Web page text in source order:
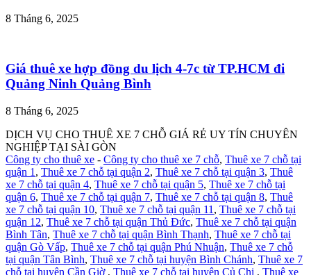
8 Tháng 6, 2025
Giá thuê xe hợp đồng du lịch 4-7c từ TP.HCM đi
Quảng Ninh Quảng Bình
8 Tháng 6, 2025
DỊCH VỤ CHO THUÊ XE 7 CHỖ GIÁ RẺ UY TÍN CHUYÊN
NGHIỆP TẠI SÀI GÒN
Công ty cho thuê xe - Công ty cho thuê xe 7 chỗ, Thuê xe 7 chỗ tại
quận 1 , Thuê xe 7 chỗ tại quận 2, Thuê xe 7 chỗ tại quận 3, Thuê
xe 7 chỗ tại quận 4, Thuê xe 7 chỗ tại quận 5, Thuê xe 7 chỗ tại
quận 6, Thuê xe 7 chỗ tại quận 7, Thuê xe 7 chỗ tại quận 8, Thuê
xe 7 chỗ tại quận 10, Thuê xe 7 chỗ tại quận 11 , Thuê xe 7 chỗ tại
quận 12, Thuê xe 7 chỗ tại quận Thủ Đức, Thuê xe 7 chỗ tại quận
Bình Tân, Thuê xe 7 chỗ tại quận Bình Thạnh, Thuê xe 7 chỗ tại
quận Gò Vấp, Thuê xe 7 chỗ tại quận Phú Nhuận, Thuê xe 7 chỗ
tại quận Tân Bình, Thuê xe 7 chỗ tại huyện Bình Chánh, Thuê xe 7
chỗ tại huyện Cần Giờ , Thuê xe 7 chỗ tại huyện Củ Chi , Thuê xe